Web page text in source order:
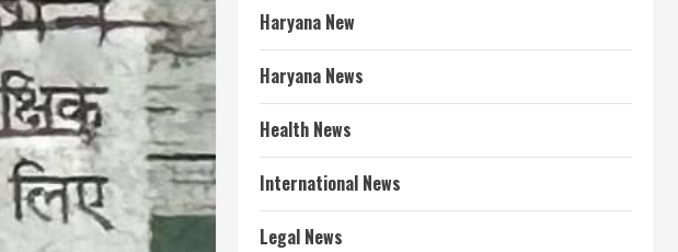
Haryana New
Haryana News
Health News
International News
Legal News